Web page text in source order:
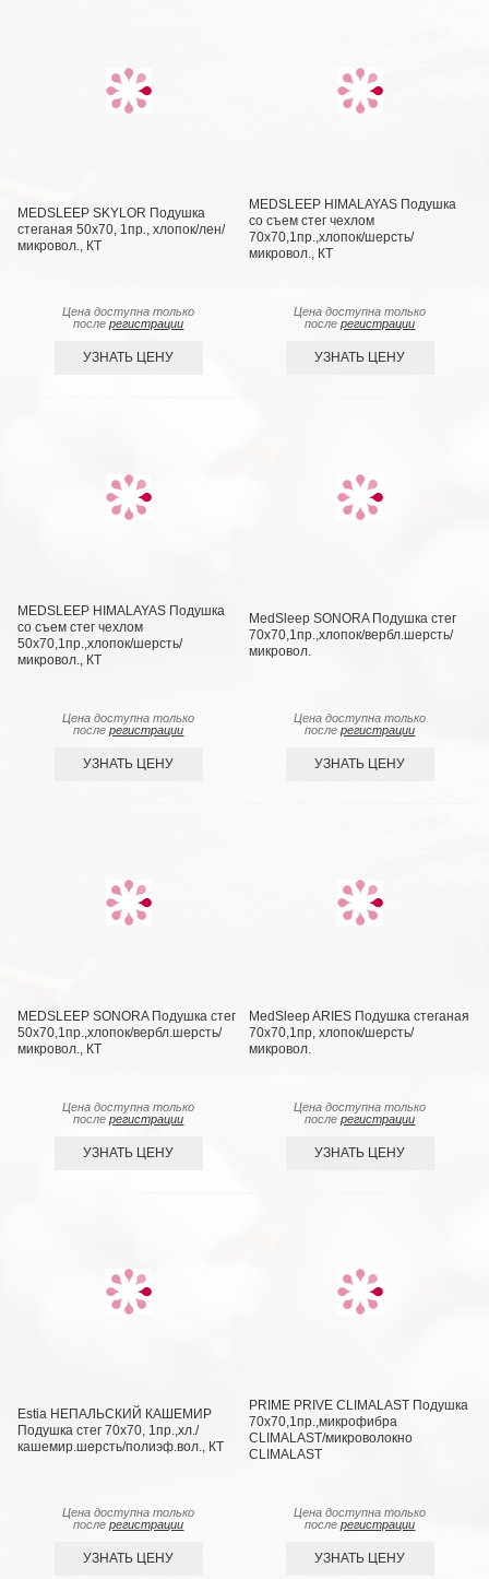
MEDSLEEP SKYLOR Подушка
стеганая 50х70, 1пр., хлопок/лен/
микровол., КТ
Цена доступна только
послерегистрации
УЗНАТЬ ЦЕНУ
MEDSLEEP HIMALAYAS Подушка
со съем стег чехлом
70х70,1пр.,хлопок/шерсть/
микровол., КТ
Цена доступна только
послерегистрации
УЗНАТЬ ЦЕНУ
MEDSLEEP HIMALAYAS Подушка
со съем стег чехлом
50х70,1пр.,хлопок/шерсть/
микровол., КТ
Цена доступна только
послерегистрации
УЗНАТЬ ЦЕНУ
MedSleep SONORA Подушка стег
70х70,1пр.,хлопок/вербл.шерсть/
микровол.
Цена доступна только
послерегистрации
УЗНАТЬ ЦЕНУ
MEDSLEEP SONORA Подушка стег
50х70,1пр.,хлопок/вербл.шерсть/
микровол., КТ
Цена доступна только
послерегистрации
УЗНАТЬ ЦЕНУ
MedSleep ARIES Подушка стеганая
70х70,1пр, хлопок/шерсть/
микровол.
Цена доступна только
послерегистрации
УЗНАТЬ ЦЕНУ
Estia НЕПАЛЬСКИЙ КАШЕМИР
Подушка стег 70х70, 1пр.,хл./
кашемир.шерсть/полиэф.вол., КТ
Цена доступна только
послерегистрации
УЗНАТЬ ЦЕНУ
PRIME PRIVE CLIMALAST Подушка
70х70,1пр.,микрофибра
CLIMALAST/микроволокно
CLIMALAST
Цена доступна только
послерегистрации
УЗНАТЬ ЦЕНУ